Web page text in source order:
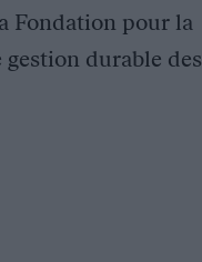
Fondation pour la
durable des